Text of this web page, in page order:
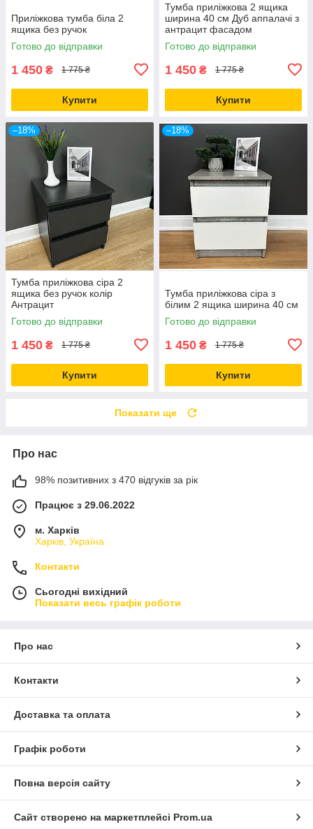
Приліжкова тумба біла 2
ящика без ручок
Готово до відправки
1 450 ₴ 1 775 ₴
Купити
Тумба приліжкова 2 ящика
ширина 40 см Дуб аппалачі з
антрацит фасадом
Готово до відправки
1 450 ₴ 1 775 ₴
Купити
–18%
Тумба приліжкова сіра 2
ящика без ручок колір
Антрацит
Готово до відправки
1 450 ₴ 1 775 ₴
Купити
–18%
Тумба приліжкова сіра з
білим 2 ящика ширина 40 см
Готово до відправки
1 450 ₴ 1 775 ₴
Купити
Показати ще
Про нас
98% позитивних з 470 відгуків за рік
Працює з 29.06.2022
м. Харків
Харків, Україна
Контакти
Сьогодні вихідний
Показати весь графік роботи
Про нас
Контакти
Доставка та оплата
Графік роботи
Повна версія сайту
Сайт створено на маркетплейсі Prom.ua